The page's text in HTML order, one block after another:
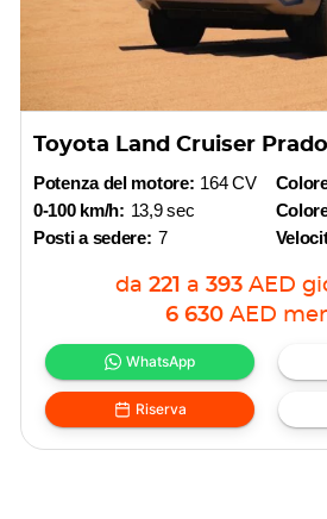
Toyota Land Cruiser
Potenza del motore: 164 CV
0-100 km/h: 13,9 sec
Posti a sedere: 7
da 221 a 393 AED
6 630 AED
WhatsApp
Riserva